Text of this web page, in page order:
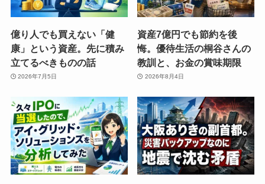
億り人でも買えない「健
康」という資産。先に積み
立てるべきものの話
2026年7月5日
資産7億円でも節約を後
悔。優待生活の桐谷さんの
教訓と、お金の賞味期限
2026年8月4日